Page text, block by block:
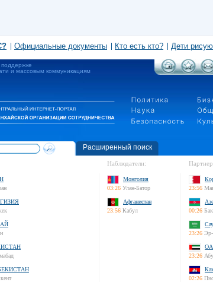
Официальные документы Кто есть кто? Дети
и массовым коммуникациям
Расширенный поиск
Наблюдатели:
Монголия
03:26 Улан-Батор
Афганистан
23:56 Кабул
23:56
00:26
23:26
23:26
02:26